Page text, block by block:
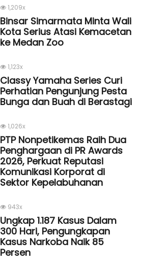
1,209x
Binsar Simarmata Minta Wali
Kota Serius Atasi Kemacetan
ke Medan Zoo
1,123x
Classy Yamaha Series Curi
Perhatian Pengunjung Pesta
Bunga dan Buah di Berastagi
1,026x
PTP Nonpetikemas Raih Dua
Penghargaan di PR Awards
2026, Perkuat Reputasi
Komunikasi Korporat di
Sektor Kepelabuhanan
943x
Ungkap 1.187 Kasus Dalam
300 Hari, Pengungkapan
Kasus Narkoba Naik 85
Persen